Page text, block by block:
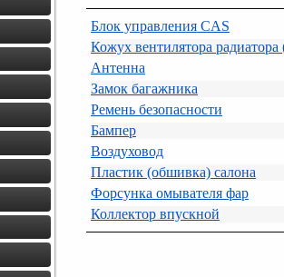
Блок управления CAS
Кожух вентилятора
Антенна
Замок багажника
Ремень безопасности
Бампер
Воздуховод
Пластик (обшивка) салона
Форсунка омывателя фар
Коллектор впускной